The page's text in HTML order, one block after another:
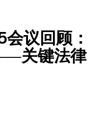
会议回顾：
关键法律